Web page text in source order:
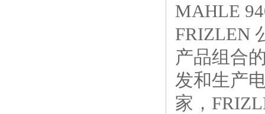
MAHLE
FRIZLEN
产品组合
发和生产
家，